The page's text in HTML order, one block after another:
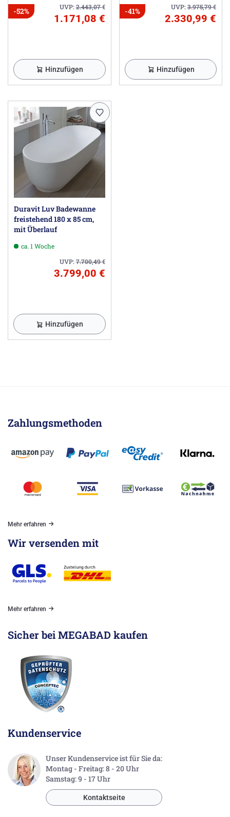
UVP:2.443,07€
-52%
1.171,08 €
Hinzufügen
UVP:3.975,79€
-41%
2.330,99 €
Hinzufügen
Duravit Luv Badewanne
freistehend 180 x 85 cm,
mit Überlauf
ca. 1 Woche
UVP:7.700,49€
3.799,00 €
Hinzufügen
Zahlungsmethoden
Mehr erfahren
Wir versenden mit
Mehr erfahren
Sicher bei MEGABAD kaufen
Kundenservice
Unser Kundenservice ist für Sie da:
Montag - Freitag: 8 - 20 Uhr
Samstag: 9 - 17 Uhr
Kontaktseite